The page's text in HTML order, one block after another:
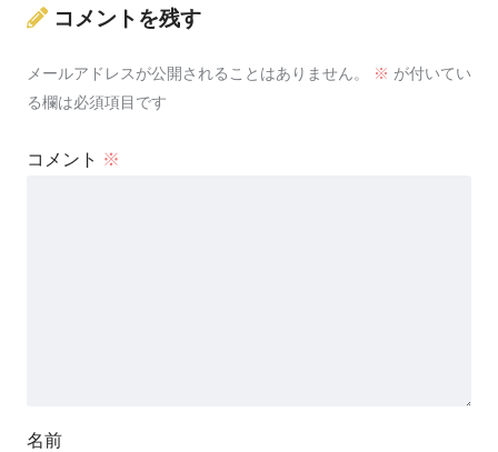
コメントを残す
メールアドレスが公開されることはありません。 ※ が付いてい
る欄は必須項目です
コメント ※
名前